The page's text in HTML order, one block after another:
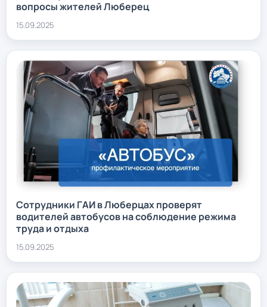
вопросы жителей Люберец
15.09.2025
Сотрудники ГАИ в Люберцах проверят
водителей автобусов на соблюдение режима
труда и отдыха
15.09.2025